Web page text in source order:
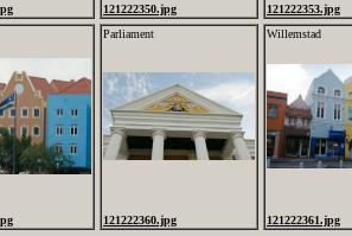
121222350.jpg 121222353.jpg
Parliament
121222360.jpg
Willemstad
121222361.jpg